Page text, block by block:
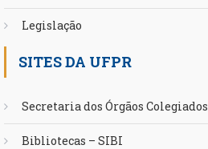
Legislação
SITES DA UFPR
Secretaria dos Órgãos Colegiados
Bibliotecas – SIBI